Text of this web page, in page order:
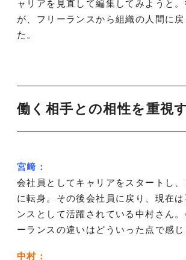
ャリアを見直して編集してみようと
が、フリーランスから組織の人間に
た。
働く相手との相性を重視
宮﨑：
会社員としてキャリアをスタートし
に転身。その後会社員に戻り、現在
ンスとして活躍されている中村さん。
ーランスの違いはどういった点で感じ
中村：